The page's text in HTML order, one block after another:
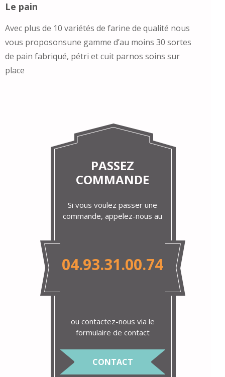
Le pain
Avec plus de 10 variétés de farine de qualité nous
vous proposonsune gamme d’au moins 30 sortes
de pain fabriqué, pétri et cuit parnos soins sur
place
PASSEZ
COMMANDE
Si vous voulez passer une
commande, appelez-nous au
04.93.31.00.74
ou contactez-nous via le
formulaire de contact
CONTACT